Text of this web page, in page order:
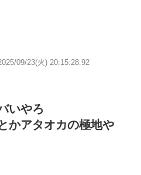
09/23(火) 20:15:28.92
いやろ
かアタオカの極地や